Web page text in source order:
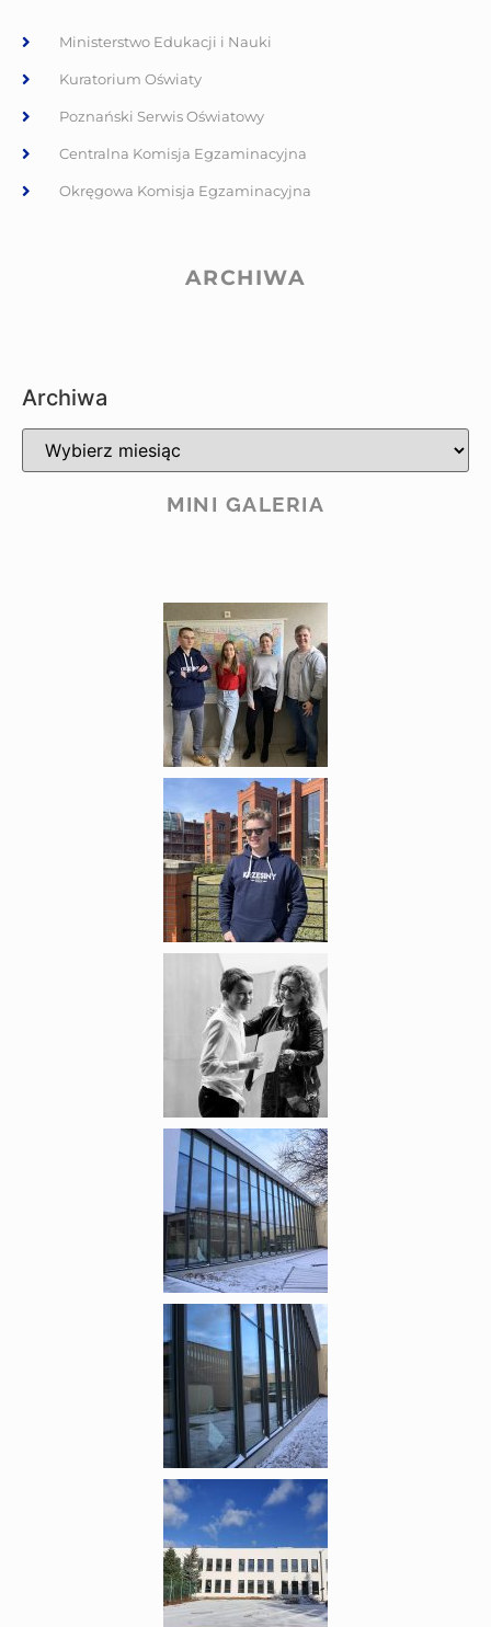
Ministerstwo Edukacji i Nauki
Kuratorium Oświaty
Poznański Serwis Oświatowy
Centralna Komisja Egzaminacyjna
Okręgowa Komisja Egzaminacyjna
ARCHIWA
Archiwa
MINI GALERIA